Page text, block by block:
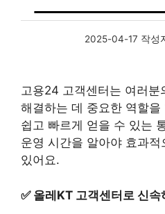
2025-04-17 작성
고용24 고객센터는 여러분
해결하는 데 중요한 역할
쉽고 빠르게 얻을 수 있는
운영 시간을 알아야 효과
있어요.
✅ 올레KT 고객센터로 신